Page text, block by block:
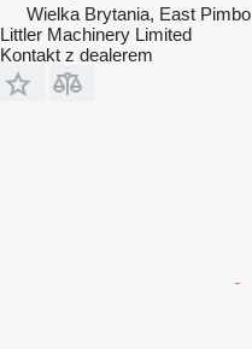
Wielka Brytania, East Pimbo
Littler Machinery Limited
Kontakt z dealerem